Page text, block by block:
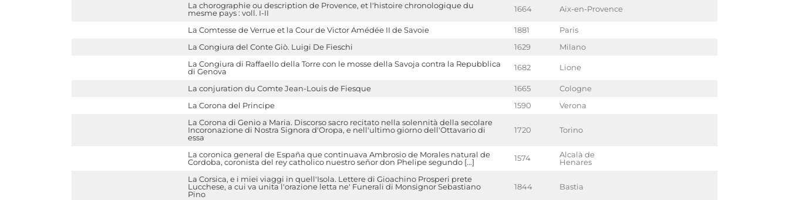
La chorographie ou description de Provence, et l'histoire chronologique du
mesme pays : voll. I-II
1664 Aix-en-Provence
La Comtesse de Verrue et la Cour de Victor Amédée II de Savoie 1881
Paris
La Congiura del Conte Giò. Luigi De Fieschi
1629
Milano
La Congiura di Raffaello della Torre con le mosse della Savoja contra la Repubblica
di Genova
1682 Lione
La conjuration du Comte Jean-Louis de Fiesque 1665
Cologne
La Corona del Principe
1590
Verona
La Corona di Genio a Maria. Discorso sacro recitato nella solennità della secolare
Incoronazione di Nostra Signora d'Oropa, e nell'ultimo giorno dell'Ottavario di
essa
1720 Torino
La coronica general de España que continuava Ambrosio de Morales natural de
Cordoba, coronista del rey catholico nuestro señor don Phelipe segundo [...]
1574
Alcalà de
Henares
La Corsica, e i miei viaggi in quell'Isola. Lettere di Gioachino Prosperi prete
Lucchese, a cui va unita l'orazione letta ne' Funerali di Monsignor Sebastiano
Pino
1844 Bastia